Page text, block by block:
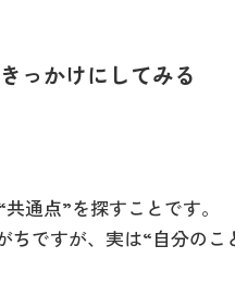
っかけにしてみる
通点”を探すことです。
ですが、実は“自分の